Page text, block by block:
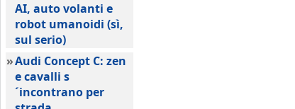
AI, auto volanti e
robot umanoidi (sì,
sul serio)
»Audi Concept C: zen
e cavalli s
´incontrano per